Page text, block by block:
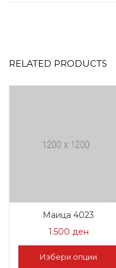
RELATED PRODUCTS
Маица 4023
1.500 ден
Избери опции